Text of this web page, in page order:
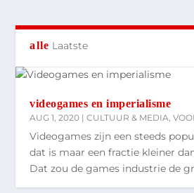
alle Laatste
videogames en imperialisme
AUG 1, 2020 |CULTUUR & MEDIA,
Videogames zijn een steeds
dat is maar een fractie kleiner
Dat zou de games industrie de